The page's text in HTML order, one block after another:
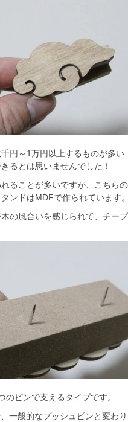
円～1万円以上するものが多い
るとは思いませんでした！
ることが多いですが、こちら
ンドはMDFで作られています。
の風合いを感じられて、チー
のピンで支えるタイプです。
一般的なプッシュピンと変わり